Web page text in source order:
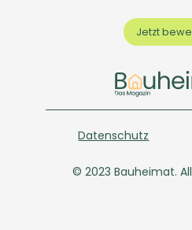
Jetzt
© 2023 Bauheimat.
Datenschutz